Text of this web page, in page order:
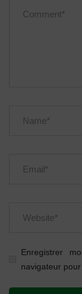
Enregistrer
navigateur